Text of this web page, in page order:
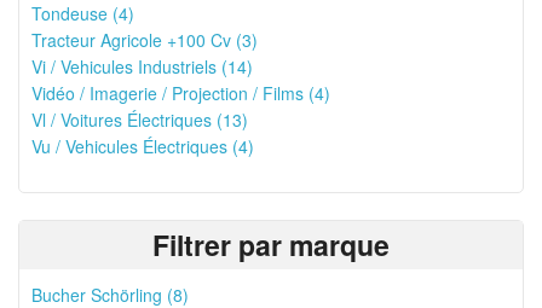
Tondeuse (4)
Tracteur Agricole +100 Cv (3)
Vi / Vehicules Industriels (14)
Vidéo / Imagerie / Projection / Films (4)
Vl / Voitures Électriques (13)
Vu / Vehicules Électriques (4)
Filtrer par marque
Bucher Schörling (8)